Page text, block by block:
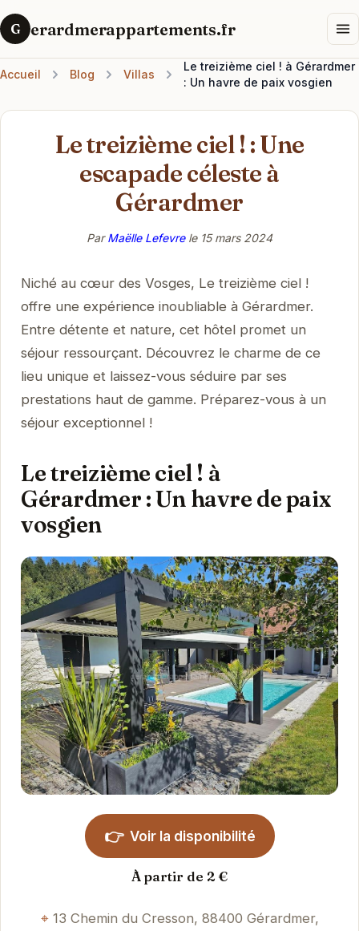
G erardmerappartements.fr
Accueil Blog Villas
Le treizième ciel ! à Gérardmer
: Un havre de paix vosgien
Le treizième ciel ! : Une
escapade céleste à
Gérardmer
ParMaëlle Lefevrele 15 mars 2024
Niché au cœur des Vosges, Le treizième ciel !
offre une expérience inoubliable à Gérardmer.
Entre détente et nature, cet hôtel promet un
séjour ressourçant. Découvrez le charme de ce
lieu unique et laissez-vous séduire par ses
prestations haut de gamme. Préparez-vous à un
séjour exceptionnel !
Le treizième ciel ! à
Gérardmer : Un havre de paix
vosgien
👉 Voir la disponibilité
À partir de 2 €
13 Chemin du Cresson, 88400 Gérardmer,